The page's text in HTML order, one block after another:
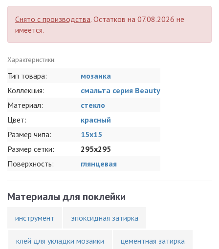
Снято с производства. Остатков на 07.08.2026 не
имеется.
Характеристики:
Тип товара:
мозаика
Коллекция:
смальта серия Beauty
Материал:
стекло
Цвет:
красный
Размер чипа:
15x15
Размер сетки:
295x295
Поверхность:
глянцевая
Материалы для поклейки
инструмент эпоксидная затирка
клей для укладки мозаики цементная затирка